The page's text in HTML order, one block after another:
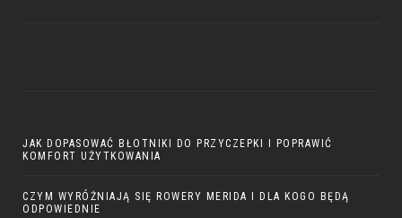
JAK DOPASOWAĆ BŁOTNIKI DO PRZYCZEPKI I POPRAWIĆ
KOMFORT UŻYTKOWANIA
CZYM WYRÓŻNIAJĄ SIĘ ROWERY MERIDA I DLA KOGO BĘDĄ
ODPOWIEDNIE